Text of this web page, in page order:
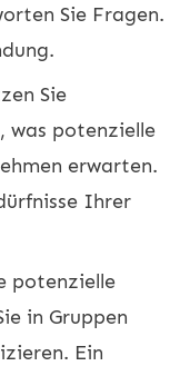
Sie Fragen.
Sie
was potenzielle
erwarten.
Ihrer
potenzielle
in Gruppen
Ein